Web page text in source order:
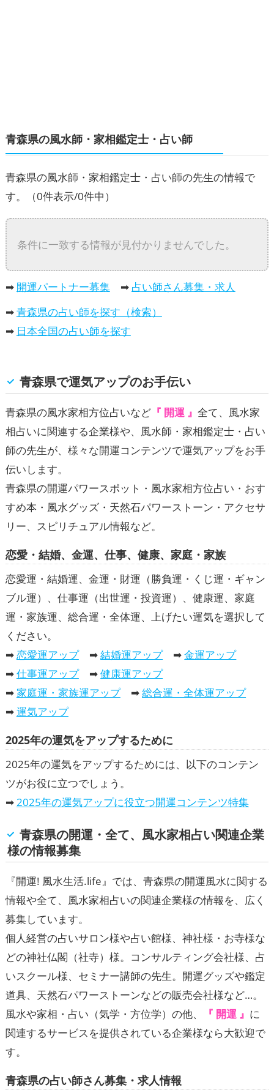
青森県の風水師・家相鑑定士・占い師
青森県の風水師・家相鑑定士・占い師の先生の情報で
す。
（0件表示/0件中）
条件に一致する情報が見付かりませんでした。
➡ 開運パートナー募集➡ 占い師さん募集・求人
➡青森県の占い師を探す（検索）
➡ 日本全国の占い師を探す
青森県で運気アップのお手伝い
青森県の風水家相方位占いなど『 開運 』 全て、風水家
相占いに関連する企業様や、風水師・家相鑑定士・占い
師の先生が、様々な開運コンテンツで運気アップをお手
伝いします。
青森県の開運パワースポット・風水家相方位占い・おす
すめ本・風水グッズ・天然石パワーストーン・アクセサ
リー、スピリチュアル情報など。
恋愛・結婚、金運、仕事、健康、家庭・家族
恋愛運・結婚運、金運・財運（勝負運・くじ運・ギャン
ブル運）、仕事運（出世運・投資運）、健康運、家庭
運・家族運、総合運・全体運、上げたい運気を選択して
ください。
➡恋愛運アップ ➡結婚運アップ ➡金運アップ
➡仕事運アップ ➡健康運アップ
➡ 家庭運・家族運アップ ➡総合運・全体運アップ
➡運気アップ
2025年の運気をアップするために
2025年の運気をアップするためには、以下のコンテン
ツがお役に立つでしょう。
➡2025年の運気アップに役立つ開運コンテンツ特集
青森県の開運・全て、風水家相占い関連企業
様の情報募集
『開運! 風水生活.life』では、青森県の開運風水に関する
情報や全て、風水家相占いの関連企業様の情報を、広く
募集しています。
個人経営の占いサロン様や占い館様、神社様・お寺様な
どの神社仏閣（社寺）様。コンサルティング会社様、占
いスクール様、セミナー講師の先生。開運グッズや鑑定
道具、天然石パワーストーンなどの販売会社様など…。
風水や家相・占い（気学・方位学）の他、
『 開運 』 に
関連するサービスを提供されている企業様なら大歓迎で
す。
青森県の占い師さん募集・求人情報